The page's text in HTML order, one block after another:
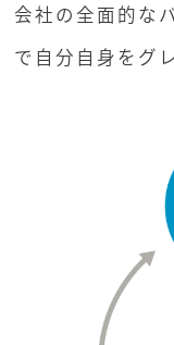
会社の全面的な
で自分自身をグ